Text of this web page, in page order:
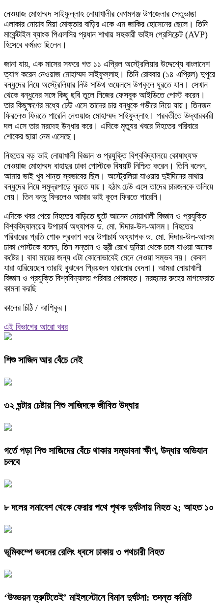
নেওয়াজ মোহাম্মদ সাইফুল্লাহ নোয়াখালীর বেগমগঞ্জ উপজেলার সেতুভাঙা
এলাকার নোয়াব মিয়া মোক্তার বাড়ির একে এম জাকির হোসেনের ছেলে। তিনি
মার্কেন্টাইল ব্যাংক পিএলসির প্রধান শাখায় সহকারী ভাইস প্রেসিডেন্ট (AVP)
হিসেবে কর্মরত ছিলেন।
জানা যায়, এক মাসের সফরে গত ১১ এপ্রিল অস্ট্রেলিয়ার উদ্দেশ্যে বাংলাদেশ
ত্যাগ করেন নেওয়াজ মোহাম্মদ সাইফুল্লাহ। তিনি রোববার (১৪ এপ্রিল) দুপুরে
বন্ধুদের নিয়ে অস্ট্রেলিয়ার নিউ সাউথ ওয়েলসে উপকূলে ঘুরতে যান। সেখান
থেকে বন্ধুদের সঙ্গে কিছু ছবি তুলে নিজের ফেসবুক আইডিতে পোস্ট করেন।
তার কিছুক্ষণের মধ্যে ঢেউ এসে তাদের চার বন্ধুকে গভীরে নিয়ে যায়। তিনজন
ফিরলেও ফিরতে পারেনি নেওয়াজ মোহাম্মদ সাইফুল্লাহ। পরবর্তীতে উদ্ধারকারী
দল এসে তার মরদেহ উদ্ধার করে। এদিকে মৃত্যুর খবরে নিহতের পরিবারে
শোকের ছায়া নেম এসেছে।
নিহতের বড় ভাই নোয়াখালী বিজ্ঞান ও প্রযুক্তি বিশ্ববিদ্যালয়ে কোষাধ্যক্ষ
নেওয়াজ মোহাম্মদ বাহাদুর ঢাকা পোস্টকে বিষয়টি নিশ্চিত করেন। তিনি বলেন,
আমার ভাই খুব শান্ত স্বভাবের ছিল। অস্ট্রেলিয়া যাওয়ার দুইদিনের মাথায়
বন্ধুদের নিয়ে সমুদ্রপাড়ে ঘুরতে যায়। হঠাৎ ঢেউ এসে তাদের চারজনকে তলিয়ে
নেয়। তিন বন্ধু ফিরলেও আমার ভাই কূলে ফিরতে পারেনি।
এদিকে খবর পেয়ে নিহতের বাড়িতে ছুটে আসেন নোয়াখালী বিজ্ঞান ও প্রযুক্তি
বিশ্ববিদ্যালয়ের উপাচার্য অধ্যাপক ড. মো. দিদার-উল-আলম। নিহতের
পরিবারের প্রতি শোক প্রকাশ করে উপাচার্য অধ্যাপক ড. মো. দিদার-উল-আলম
ঢাকা পোস্টকে বলেন, তিন সন্তান ও স্ত্রী রেখে দুনিয়া থেকে চলে যাওয়া অনেক
কষ্টের। বাবা মায়ের জন্য এটা কোনোভাবেই মেনে নেওয়া সম্ভব নয়। কেবল
যারা হারিয়েছেন তারাই বুঝবেন প্রিয়জন হারানোর বেদনা। আমরা নোয়াখালী
বিজ্ঞান ও প্রযুক্তি বিশ্ববিদ্যালয় পরিবার শোকাহত। মরহুমের রুহের মাগফেরাত
কামনা করছি
কালের চিঠি / আশিকুর।
এই বিভাগের আরো খবর
শিশু সাজিদ আর বেঁচে নেই
৩২ ঘন্টার চেষ্টায় শিশু সাজিদকে জীবিত উদ্ধার
গর্তে পড়া শিশু সাজিদের বেঁচে থাকার সম্ভাবনা ক্ষীণ, উদ্ধার অভিযান
চলবে
৮ দলের সমাবেশ থেকে ফেরার পথে পৃথক দুর্ঘটনায় নিহত ২; আহত ১০
ভূমিকম্পে ভবনের রেলিং ধ্বসে ঢাকায় ৩ পথচারী নিহত
‘উড্ডয়ন ত্রুটিতেই’ মাইলস্টোনে বিমান দুর্ঘটনা: তদন্ত কমিটি